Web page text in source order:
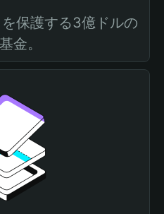
保護する3億ドルの
金。